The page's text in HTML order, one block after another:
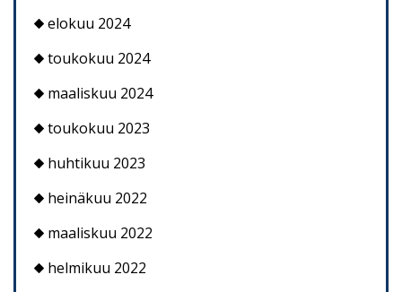
elokuu 2024
toukokuu 2024
maaliskuu 2024
toukokuu 2023
huhtikuu 2023
heinäkuu 2022
maaliskuu 2022
helmikuu 2022